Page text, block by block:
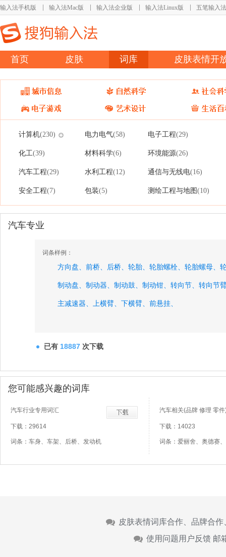
输入法手机版 输入法Mac版 输入法企业版 输入法Linux版 五笔输入法
首页 皮肤 词库 皮肤表情开
计算机(230) 电力电气(58) 电子工程(29)
化工(39) 材料科学(6) 环境能源(26)
汽车工程(29) 水利工程(12) 通信与无线电(16)
安全工程(7) 包装(5) 测绘工程与地图(10)
汽车专业
词条样例：
方向盘、 前桥、 后桥、 轮胎、 轮胎螺栓、 轮胎螺母、
制动盘、 制动器、 制动鼓、 制动钳、 转向节、 转向节
主减速器、 上横臂、 下横臂、 前悬挂、
已有 18887 次下载
您可能感兴趣的词库
汽车行业专用词汇
下载：29614
词条：车身、车架、后桥、发动机
汽车相关(品牌 修理 零件
下载：14023
词条：爱丽舍、奥德赛
皮肤表情词库合作、品牌合
使用问题用户反馈 邮